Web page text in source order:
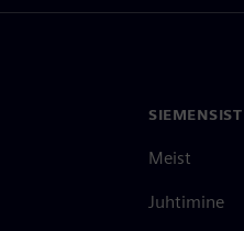
SIEMENSIST
Meist
Juhtimine